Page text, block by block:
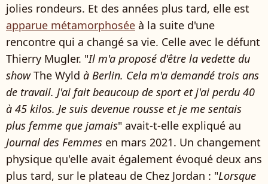
jolies rondeurs. Et des années plus tard, elle est
apparue métamorphosée à la suite d'une
rencontre qui a changé sa vie. Celle avec le défunt
Thierry Mugler. "Il m'a proposé d'être la vedette du
showThe Wyld à Berlin. Cela m'a demandé trois ans
de travail. J'ai fait beaucoup de sport et j'ai perdu 40
à 45 kilos. Je suis devenue rousse et je me sentais
plus femme que jamais" avait-t-elle expliqué au
Journal des Femmes en mars 2021. Un changement
physique qu'elle avait également évoqué deux ans
plus tard, sur le plateau de Chez Jordan : "Lorsque